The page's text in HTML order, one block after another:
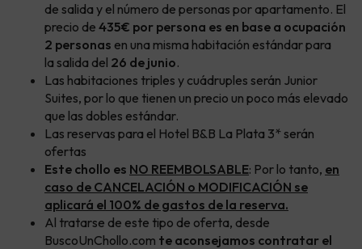
de salida y el número de personas por apartamento. El
precio de 435€ por persona es en base a ocupación
2 personas en una misma habitación estándar para
la salida del 26 de junio.
Las habitaciones triples y cuádruples serán Junior
Suites, por lo que tienen un precio un poco más elevado
que las dobles estándar.
Las reservas para el Hotel B&B La Plata 3* serán
ofertas
Este chollo es NO REEMBOLSABLE: Por lo tanto, en
caso de CANCELACIÓN o MODIFICACIÓN se
aplicará el 100% de gastos de la reserva.
Al tratarse de este tipo de oferta, desde
BuscoUnChollo.com te aconsejamos contratar el